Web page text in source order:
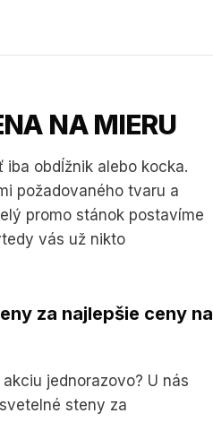
NA MIERU
obdĺžnik alebo kocka.
požadovaného tvaru a
promo stánok postavíme
vás už nikto
za najlepšie ceny na
jednorazovo? U nás
steny za